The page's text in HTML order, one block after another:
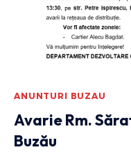
ANUNTURI BUZAU
Avarie Rm.
Buzău